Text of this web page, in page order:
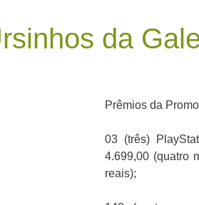
da
Prêmios da
03 (três)
4.699,00 (quatro
reais);